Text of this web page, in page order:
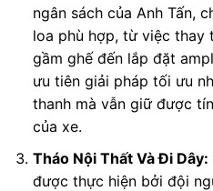
ngân sách của Anh Tấn,
loa phù hợp, từ việc thay
gầm ghế đến lắp đặt
ưu tiên giải pháp tối ưu
thanh mà vẫn giữ được
của xe.
Tháo Nội Thất Và Đi Dây:
được thực hiện bởi đội